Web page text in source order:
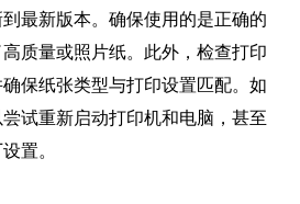
最新版本。确保使用的是正确的
质量或照片纸。此外，检查打印
保纸张类型与打印设置匹配。如
试重新启动打印机和电脑，甚至
置。